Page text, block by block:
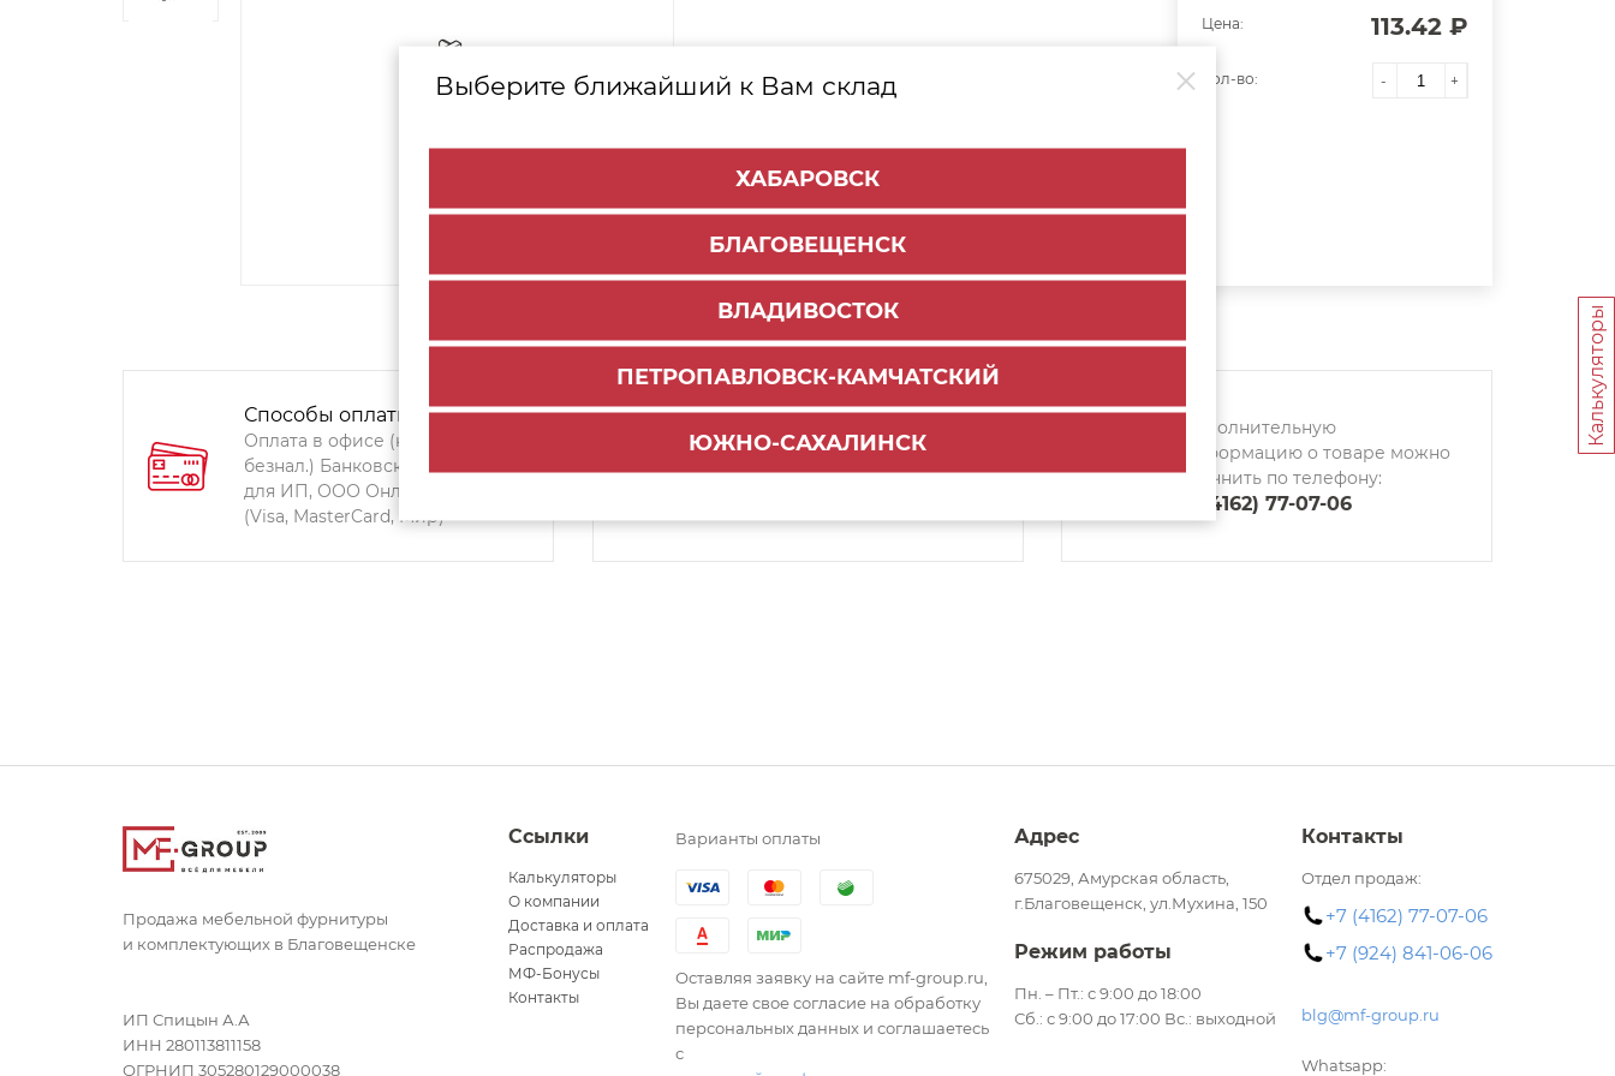
Выберите ближайший к Вам склад
ХАБАРОВСК
БЛАГОВЕЩЕНСК
ВЛАДИВОСТОК
ПЕТРОПАВЛОВСК-КАМЧАТСКИЙ
ЮЖНО-САХАЛИНСК
Цена: 113.42 ₽
Кол-во: - +
Способы оплаты:
Оплата в офисе (наличными,
безнал.) Банковский перевод
для ИП, ООО Онлайн-оплата
(Visa, MasterCard, Мир)
Способы доставки:
Дополнительную
информацию о товаре можно
уточнить по телефону:
8 (4162) 77-07-06
Калькуляторы
Продажа мебельной фурнитуры
и комплектующих в Благовещенске
ИП Спицын А.А
ИНН 280113811158
ОГРНИП 305280129000038
Ссылки
Калькуляторы
О компании
Доставка и оплата
Распродажа
МФ-Бонусы
Контакты
Варианты оплаты
Оставляя заявку на сайте mf-group.ru,
Вы даете свое согласие на обработку
персональных данных и соглашаетесь
с
Адрес
675029, Амурская область,
г.Благовещенск, ул.Мухина, 150
Режим работы
Пн. – Пт.: с 9:00 до 18:00
Сб.: с 9:00 до 17:00 Вс.: выходной
Контакты
Отдел продаж:
+7 (4162) 77-07-06
+7 (924) 841-06-06
blg@mf-group.ru
Whatsapp: